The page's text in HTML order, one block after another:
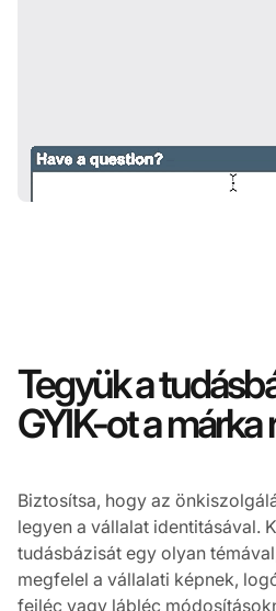
Tegyük a
GYIK-ot a márka
Biztosítsa, hogy az
legyen a vállalat identitásával.
tudásbázisát egy olyan
megfelel a vállalati képnek,
fejléc vagy lábléc